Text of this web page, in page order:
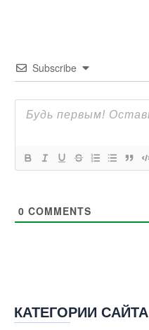
Subscribe
0 COMMENTS
КАТЕГОРИИ САЙТА